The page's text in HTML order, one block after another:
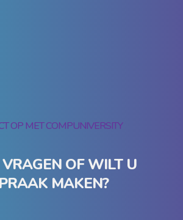
OP MET COMPUNIVERSITY
OF WILT U
MAKEN?